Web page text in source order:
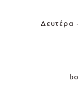
Δευτέρα